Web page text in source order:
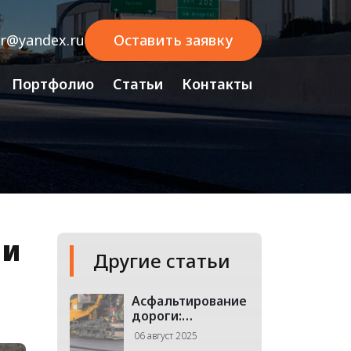
Оставить заявку
Портфолио Статьи Контакты
Другие статьи
Асфальтирование
дороги:
Технологии, и
какие техники
06 август 2025